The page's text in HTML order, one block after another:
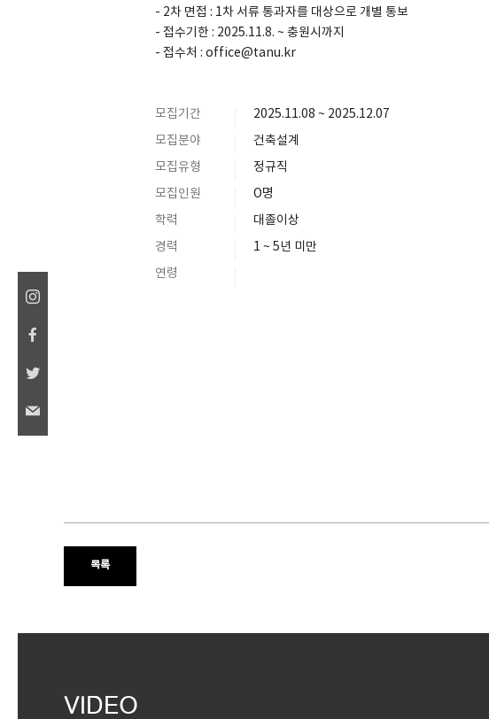
- 2차 면접 : 1차 서류 통과자를 대상으로 개별 통보
- 접수기한 : 2025.11.8. ~ 충원시까지
- 접수처 : office@tanu.kr
모집기간
2025.11.08 ~ 2025.12.07
모집분야
건축설계
모집유형
정규직
모집인원
O명
학력
대졸이상
경력
1 ~ 5년 미만
연령
목록
VIDEO